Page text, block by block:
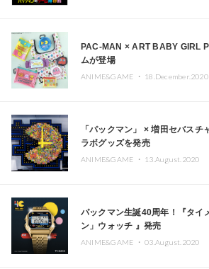
PAC-MAN × ART BABY GIRL
ムが登場
ANIME&GAME ・ 18.December.2020
「パックマン」 × 増田セバスチ
ラボグッズを発売
ANIME&GAME ・ 13.August.2020
パックマン生誕40周年！『タイ
ン」ウォッチ 』発売
ANIME&GAME ・03.August.2020